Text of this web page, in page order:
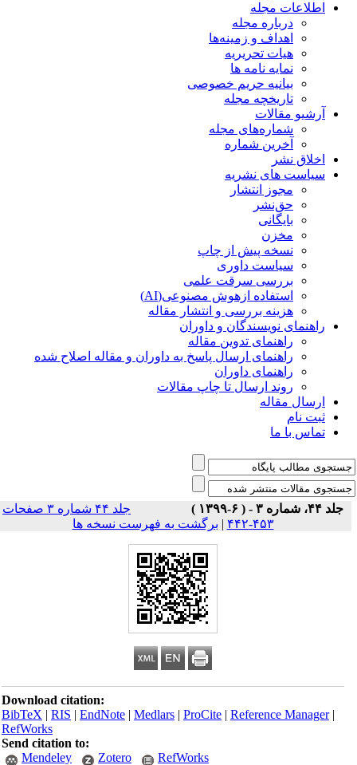
اطلاعات مجله
درباره مجله
اهداف و زمینه‌ها
هیات تحریریه
نمایه نامه ها
بیانیه حریم خصوصی
تاریخچه مجله
آرشیو مقالات
شماره‌های مجله
آخرین شماره
اخلاق نشر
سیاست های نشریه
مجوز انتشار
حق‌نشر
بایگانی
مخزن
نسخه پیش از چاپ
سیاست داوری
بررسی سرقت علمی
استفاده ازهوش مصنوعی(AI)
هزینه بررسی و انتشار مقاله
راهنمای نویسندگان و داوران
راهنمای تدوین مقاله
راهنمای ارسال پاسخ به داوران و مقاله اصلاح شده
راهنمای داوران
روند ارسال تا چاپ مقالات
ارسال مقاله
ثبت نام
تماس با ما
جلد ۴۴، شماره ۳ - ( ۶-۱۳۹۹ )
جلد ۴۴ شماره ۳ صفحات
۴۵۳-۴۴۲
|برگشت به فهرست نسخه ها
Download citation:
BibTeX|RIS|EndNote|Medlars|ProCite|Reference Manager
RefWorks
Send citation to:
Mendeley
Zotero RefWorks